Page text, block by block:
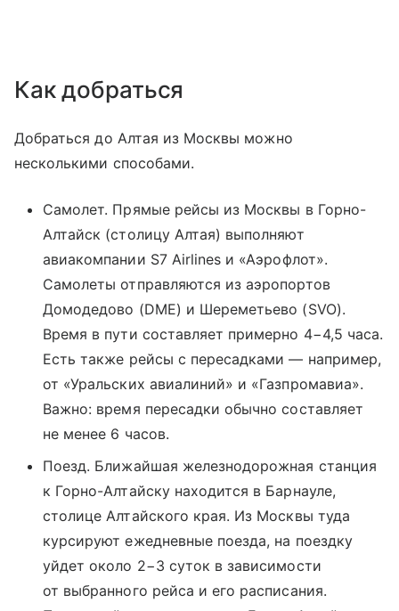
Как добраться
Добраться до Алтая из Москвы можно
несколькими способами.
Самолет. Прямые рейсы из Москвы в Горно-
Алтайск (столицу Алтая) выполняют
авиакомпании S7 Airlines и «Аэрофлот».
Самолеты отправляются из аэропортов
Домодедово (DME) и Шереметьево (SVO).
Время в пути составляет примерно 4−4,5 часа.
Есть также рейсы с пересадками — например,
от «Уральских авиалиний» и «Газпромавиа».
Важно: время пересадки обычно составляет
не менее 6 часов.
Поезд. Ближайшая железнодорожная станция
к Горно-Алтайску находится в Барнауле,
столице Алтайского края. Из Москвы туда
курсируют ежедневные поезда, на поездку
уйдет около 2−3 суток в зависимости
от выбранного рейса и его расписания.